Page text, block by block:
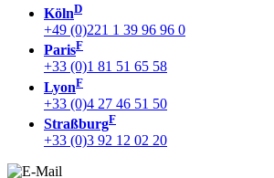
KölnD
+49 (0)221 1 39 96 96 0
ParisF
+33 (0)1 81 51 65 58
LyonF
+33 (0)4 27 46 51 50
StraßburgF
+33 (0)3 92 12 02 20